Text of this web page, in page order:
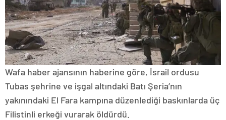
Wafa haber ajansının haberine göre, İsrail ordusu
Tubas şehrine ve işgal altındaki Batı Şeria’nın
yakınındaki El Fara kampına düzenlediği baskınlarda üç
Filistinli erkeği vurarak öldürdü.